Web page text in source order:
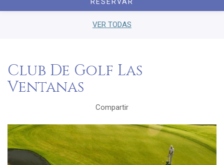
VER TODAS
Club De Golf Las
Ventanas
Compartir